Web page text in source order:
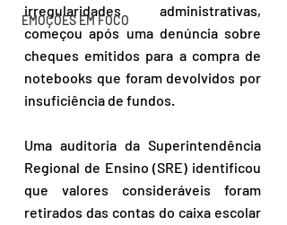
EMOÇÕES EM FOCO
irregularidades administrativas,
começou após uma denúncia sobre
cheques emitidos para a compra de
notebooks que foram devolvidos por
insuficiência de fundos.
Uma auditoria da Superintendência
Regional de Ensino (SRE) identificou
que valores consideráveis foram
retirados das contas do caixa escolar